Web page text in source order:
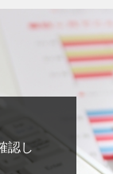
認し